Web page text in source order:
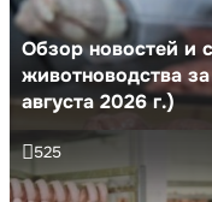
Обзор новостей и
животноводства
августа 2026 г.)
525